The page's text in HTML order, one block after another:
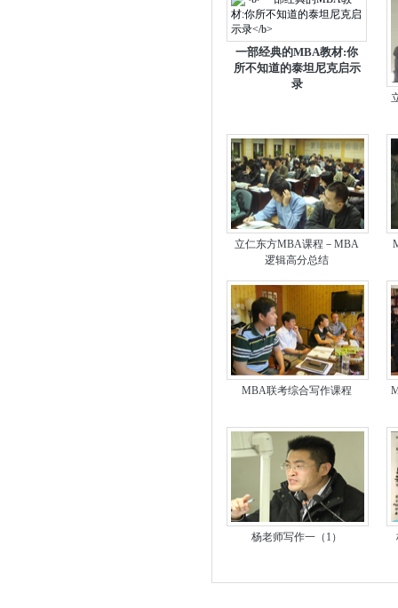
一部经典的MBA教材:你
所不知道的泰坦尼克启示
录
立仁东方MBA课程－MBA
逻辑高分总结
MBA联考综合写作课程
杨老师写作一（1）